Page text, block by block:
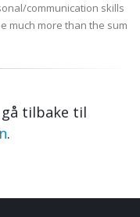
communication skills
much more than the sum
tilbake til
.